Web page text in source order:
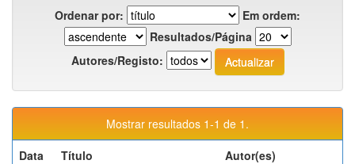
Ordenar por:
Em ordem:
Resultados/Página
Autores/Registo:
Mostrar resultados 1-1 de 1.
Data
Título
Autor(es)